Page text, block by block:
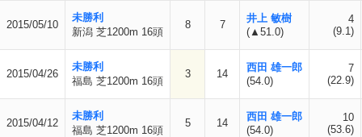
2015/05/10
未勝利
新潟 芝1200m 16頭
8 7
井上 敏樹
(▲51.0)
4
(9.1)
2015/04/26
未勝利
福島 芝1200m 16頭
3 14
西田 雄一郎
(54.0)
7
(22.9)
2015/04/12
未勝利
福島 芝1200m 16頭
5 14
西田 雄一郎
(54.0)
10
(53.6)